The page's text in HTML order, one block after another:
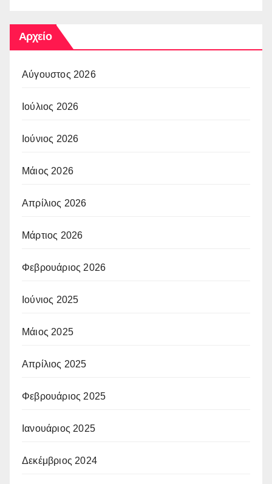
Αρχείο
Αύγουστος 2026
Ιούλιος 2026
Ιούνιος 2026
Μάιος 2026
Απρίλιος 2026
Μάρτιος 2026
Φεβρουάριος 2026
Ιούνιος 2025
Μάιος 2025
Απρίλιος 2025
Φεβρουάριος 2025
Ιανουάριος 2025
Δεκέμβριος 2024